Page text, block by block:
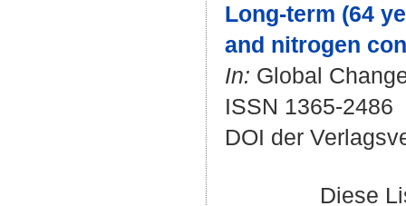
Long-term (64
and nitrogen
In: Global
ISSN 1365-2486
DOI der
Diese